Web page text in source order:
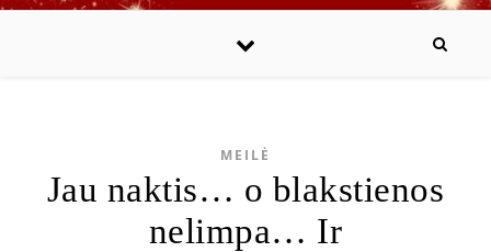
MEILĖ
Jau naktis… o blakstienos
nelimpa… Ir